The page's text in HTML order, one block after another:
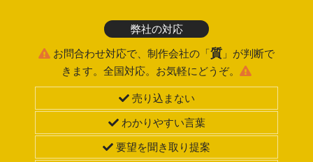
弊社の対応
お問合わせ対応で、制作会社の「質」が判断で
きます。全国対応。お気軽にどうぞ。
売り込まない
わかりやすい言葉
要望を聞き取り提案